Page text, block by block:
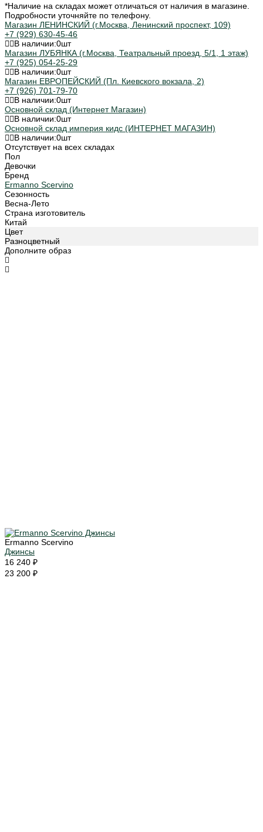
*Наличие на складах может отличаться от наличия в магазине.
Подробности уточняйте по телефону.
Магазин ЛЕНИНСКИЙ (г.Москва, Ленинский проспект, 109)
+7 (929) 630-45-46
В наличии:0шт
Магазин ЛУБЯНКА (г.Москва, Театральный проезд, 5/1, 1 этаж)
+7 (925) 054-25-29
В наличии:0шт
Магазин ЕВРОПЕЙСКИЙ (Пл. Киевского вокзала, 2)
+7 (926) 701-79-70
В наличии:0шт
Основной склад (Интернет Магазин)
В наличии:0шт
Основной склад империя кидс (ИНТЕРНЕТ МАГАЗИН)
В наличии:0шт
Отсутствует на всех складах
Пол
Девочки
Бренд
Ermanno Scervino
Сезонность
Весна-Лето
Страна изготовитель
Китай
Цвет
Разноцветный
Дополните образ
Ermanno Scervino
Джинсы
16 240 ₽
23 200 ₽